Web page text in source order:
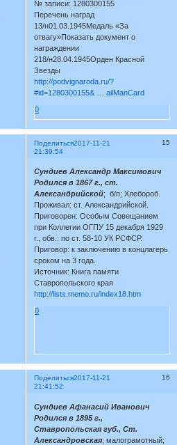
№ записи: 1280300155
Перечень наград
13/н01.03.1945Медаль «За
отвагу»Показать документ о
награждении
218/н28.04.1945Орден Красной
Звезды
http://podvignaroda.ru/?
#id=1280300155& … ailManCard
0
Поделиться 15
2017-11-21
21:39:54
Сундиев Александр Максимович
Родился в 1867 г., ст.
Александрийской; б/п; Хлебороб.
Проживал: ст. Александрийской.
Приговорен: Особым Совещанием
при Коллегии ОГПУ 15 декабря 1929
г., обв.: по ст. 58-10 УК РСФСР.
Приговор: к заключению в концлагерь
сроком на 3 года.
Источник: Книга памяти
Ставропольского края
http://lists.memo.ru/index18.htm
0
Поделиться 16
2017-11-21
21:41:52
Сундиев Афанасий Иванович
Родился в 1895 г.,
Ставропольская губ., Ст.
Александровская; малограмотный;